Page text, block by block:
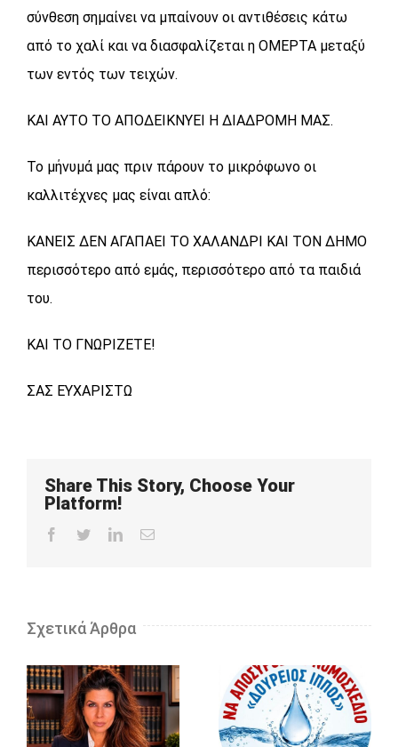
σύνθεση σημαίνει να μπαίνουν οι αντιθέσεις κάτω
από το χαλί και να διασφαλίζεται η ΟΜΕΡΤΑ μεταξύ
των εντός των τειχών.
ΚΑΙ ΑΥΤΟ ΤΟ ΑΠΟΔΕΙΚΝΥΕΙ Η ΔΙΑΔΡΟΜΗ ΜΑΣ.
Το μήνυμά μας πριν πάρουν το μικρόφωνο οι
καλλιτέχνες μας είναι απλό:
ΚΑΝΕΙΣ ΔΕΝ ΑΓΑΠΑΕΙ ΤΟ ΧΑΛΑΝΔΡΙ ΚΑΙ ΤΟΝ ΔΗΜΟ
περισσότερο από εμάς, περισσότερο από τα παιδιά
του.
ΚΑΙ ΤΟ ΓΝΩΡΙΖΕΤΕ!
ΣΑΣ ΕΥΧΑΡΙΣΤΩ
Share This Story, Choose Your
Platform!
Facebook
TwitterLinkedInEmail
Σχετικά Άρθρα